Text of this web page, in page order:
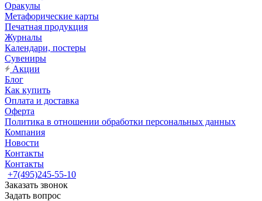
Оракулы
Метафорические карты
Печатная продукция
Журналы
Календари, постеры
Сувениры
Акции
Блог
Как купить
Оплата и доставка
Оферта
Политика в отношении обработки персональных данных
Компания
Новости
Контакты
Контакты
+7(495)245-55-10
Заказать звонок
Задать вопрос